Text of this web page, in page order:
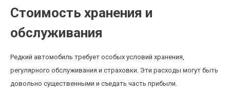
Стоимость хранения и
обслуживания
Редкий автомобиль требует особых условий хранения,
регулярного обслуживания и страховки. Эти расходы могут быть
довольно существенными и съедать часть прибыли.